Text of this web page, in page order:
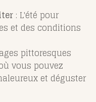
: L'été pour
et des conditions
pittoresques
vous pouvez
et déguster